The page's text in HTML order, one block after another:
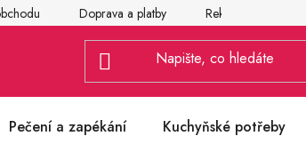
Doprava a platby Reklamace
Pečení a zapékání Kuchyňské potřeby